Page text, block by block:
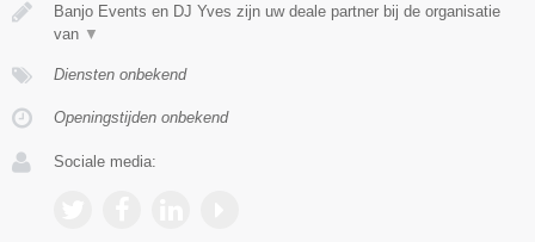
Banjo Events en DJ Yves zijn uw deale partner bij de organisatie
van ▼
Diensten onbekend
Openingstijden onbekend
Sociale media: